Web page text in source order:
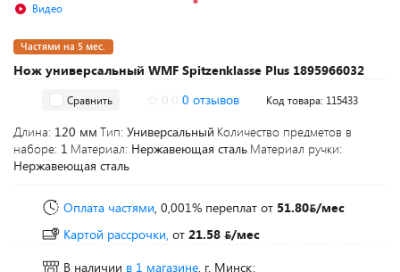
Нож универсальный WMF Spitzenklasse Plus 1895966032
Видео
Частями на 5 мес.
Сравнить 0 отзывов Код товара: 115433
Длина: 120 мм Тип: Универсальный Количество предметов в
наборе: 1 Материал: Нержавеющая сталь Материал ручки:
Нержавеющая сталь
Оплата частями, 0,001% переплат от 51.80 /мес
Картой рассрочки, от 21.58
/мес
В наличии в 1 магазине, г. Минск: